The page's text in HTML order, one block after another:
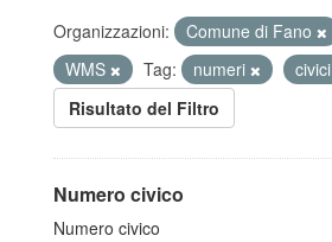
Organizzazioni: Comune di Fano
WMS
Tag: numeri
civici
Risultato del Filtro
Numero civico
Numero civico